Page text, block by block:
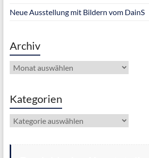
Neue Ausstellung mit Bildern vom DainS
Archiv
Archiv
Kategorien
Kategorien